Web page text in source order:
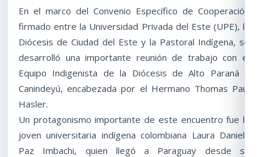
En el marco del Convenio Específico de Cooperación
firmado entre la Universidad Privada del Este (UPE), la
Diócesis de Ciudad del Este y la Pastoral Indígena, se
desarrolló una importante reunión de trabajo con el
Equipo Indigenista de la Diócesis de Alto Paraná y
Canindeyú, encabezada por el Hermano Thomas Paul
Hasler.
Un protagonismo importante de este encuentro fue la
joven universitaria indígena colombiana Laura Daniela
Paz Imbachi, quien llegó a Paraguay desde su